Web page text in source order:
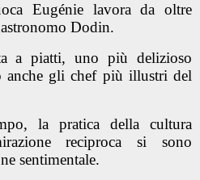
Eugénie lavora da oltre
Dodin.
a piatti, uno più delizioso
anche gli chef più illustri del
la pratica della cultura
reciproca si sono
sentimentale.